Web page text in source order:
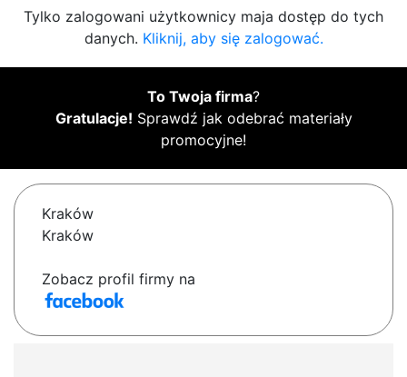
Tylko zalogowani użytkownicy maja dostęp do tych
danych. Kliknij, aby się zalogować.
To Twoja firma?
Gratulacje! Sprawdź jak odebrać materiały
promocyjne!
Kraków
Kraków
Zobacz profil firmy na